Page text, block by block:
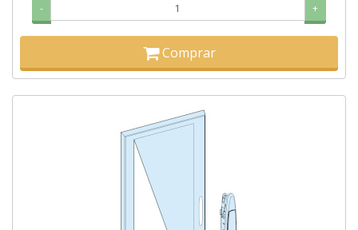
- +
Comprar